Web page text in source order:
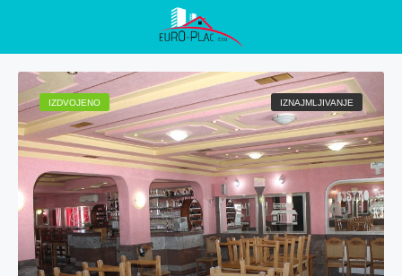
IZDVOJENO IZNAJMLJIVANJE